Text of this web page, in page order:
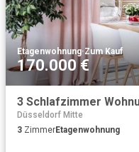
Etagenwohnung·Zum Kauf
170.000 €
Düsseldorf Mitte
3 ZimmerEtagenwohnung